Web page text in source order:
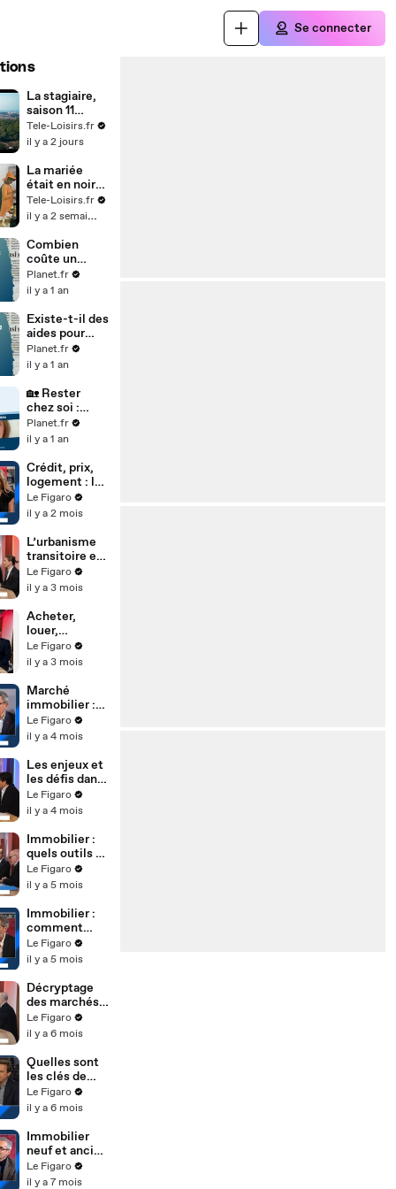
Se connecter
La stagiaire,
saison 11
(France 3)
Tele-Loisirs.fr
il y a 2 jours
La mariée
était en noir
(bande-
annonce)
Tele-Loisirs.fr
il y a 2 semaines
Combien
coûte un
séjour pour
les aidants et
? 💰🏖️
Planet.fr
il y a 1 an
Existe-t-il des
aides pour
permettre aux
aidés de partir
🏖️💙
Planet.fr
il y a 1 an
🏡 Rester
chez soi :
comment
adapter mon
Planet.fr
il y a 1 an
Crédit, prix,
logement : la
nouvelle
donne
Le Figaro
il y a 2 mois
L’urbanisme
transitoire et
les tiers-lieux
: quand la ville
entre deux
vies
Le Figaro
il y a 3 mois
Acheter,
louer,
emprunter :
les freins et
opportunités
Le Figaro
il y a 3 mois
Marché
immobilier :
"Pour
l'instant, ça
Le Figaro
il y a 4 mois
Les enjeux et
les défis dans
l'immobilier
neuf
Le Figaro
il y a 4 mois
Immobilier :
quels outils et
quels leviers
pour bien
Le Figaro
il y a 5 mois
Immobilier :
comment
évoluent les
marchés
Le Figaro
il y a 5 mois
Décryptage
des marchés
et des
conditions
Le Figaro
il y a 6 mois
Quelles sont
les clés de
l’immobilier
en 2026 ?
Le Figaro
il y a 6 mois
Immobilier
neuf et ancien
: entre retour
de confiance
Le Figaro
il y a 7 mois